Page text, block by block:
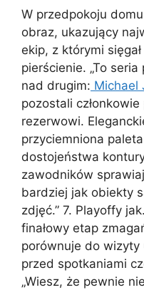
W przedpokoju domu
obraz, ukazujący
ekip, z którymi
pierścienie. „To
nad drugim: Michael
pozostali
rezerwowi.
przyciemniona
dostojeństwa
zawodników
bardziej jak obiekty
zdjęć.” 7. Playoffy
finałowy etap
porównuje do
przed spotkaniami
„Wiesz, że pewnie